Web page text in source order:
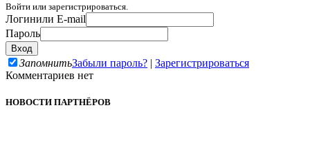
Войти или зарегистрироваться.
Логинили E-mail
Пароль
ЗапомнитьЗабыли пароль? | Зарегистрироваться
Комментариев нет
НОВОСТИ ПАРТНЁРОВ